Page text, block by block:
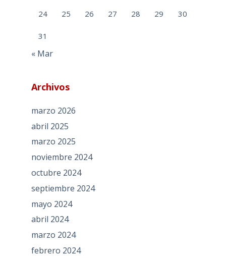
24 25 26 27 28 29 30
31
« Mar
Archivos
marzo 2026
abril 2025
marzo 2025
noviembre 2024
octubre 2024
septiembre 2024
mayo 2024
abril 2024
marzo 2024
febrero 2024